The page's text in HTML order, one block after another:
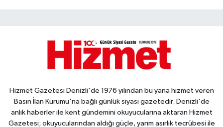
Hizmet Gazetesi Denizli'de 1976 yılından bu yana hizmet veren
Basın İlan Kurumu'na bağlı günlük siyasi gazetedir. Denizli'de
anlık haberler ile kent gündemini okuyucularına aktaran Hizmet
Gazetesi; okuyucularından aldığı güçle, yarım asırlık tecrübesi ile